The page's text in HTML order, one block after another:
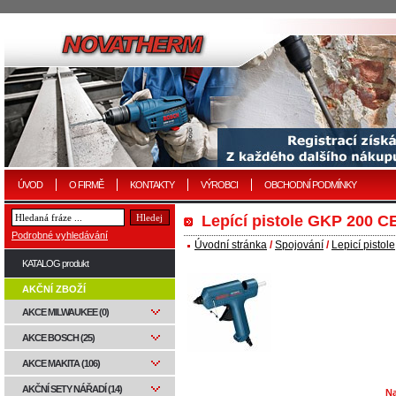
ÚVOD O FIRMĚ KONTAKTY VÝROBCI OBCHODNÍ PODMÍNKY
Lepící pistole GKP 200
Úvodní stránka /Spojování / Lepicí pistole
Podrobné vyhledávání
KATALOG produkt
AKČNÍ ZBOŽÍ
AKCE MILWAUKEE (0)
AKCE BOSCH (25)
AKCE MAKITA (106)
AKČNÍ SETY NÁŘADÍ (14)